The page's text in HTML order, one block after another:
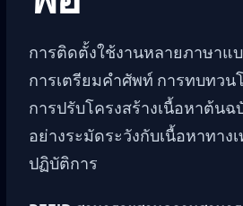
การติดตั้งใช้งานหลายภาษาแ
การเตรียมคำศัพท์ การทบทวน
การปรับโครงสร้างเนื้อหาต้นฉ
อย่างระมัดระวังกับเนื้อหาทาง
ปฏิบัติการ